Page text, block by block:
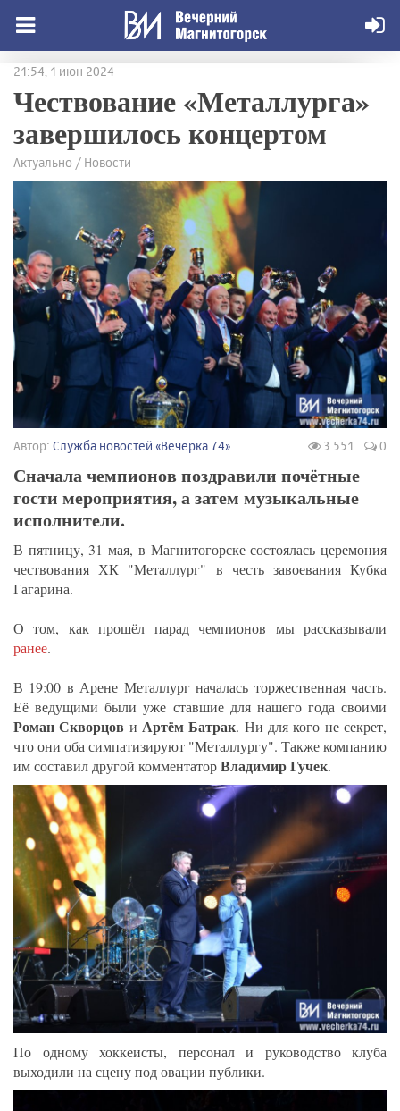
21:54, 1 июн 2024
Чествование «Металлурга»
завершилось концертом
Актуально / Новости
Автор: Служба новостей «Вечерка 74» 3 551 0
Сначала чемпионов поздравили почётные
гости мероприятия, а затем музыкальные
исполнители.
В пятницу, 31 мая, в Магнитогорске состоялась церемония
чествования ХК "Металлург" в честь завоевания Кубка
Гагарина.
О том, как прошёл парад чемпионов мы рассказывали
ранее.
В 19:00 в Арене Металлург началась торжественная часть.
Её ведущими были уже ставшие для нашего года своими
Роман Скворцов и Артём Батрак. Ни для кого не секрет,
что они оба симпатизируют "Металлургу". Также компанию
им составил другой комментаторВладимир Гучек.
По одному хоккеисты, персонал и руководство клуба
выходили на сцену под овации публики.